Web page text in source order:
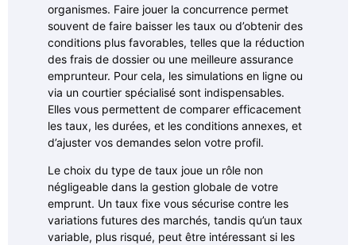
organismes. Faire jouer la concurrence permet
souvent de faire baisser les taux ou d’obtenir des
conditions plus favorables, telles que la réduction
des frais de dossier ou une meilleure assurance
emprunteur. Pour cela, les simulations en ligne ou
via un courtier spécialisé sont indispensables.
Elles vous permettent de comparer efficacement
les taux, les durées, et les conditions annexes, et
d’ajuster vos demandes selon votre profil.
Le choix du type de taux joue un rôle non
négligeable dans la gestion globale de votre
emprunt. Un taux fixe vous sécurise contre les
variations futures des marchés, tandis qu’un taux
variable, plus risqué, peut être intéressant si les